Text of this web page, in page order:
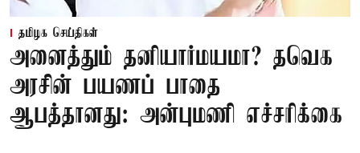
தமிழக செய்திகள்
அனைத்தும் தனியார்மயமா? தவெக
அரசின் பயணப் பாதை
ஆபத்தானது: அன்புமணி எச்சரிக்கை